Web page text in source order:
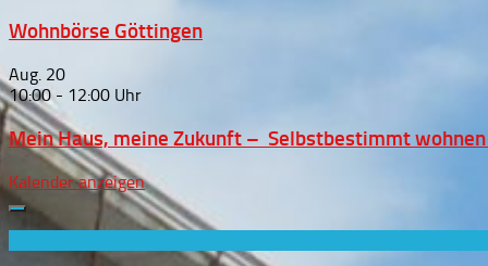
Wohnbörse Göttingen
Aug. 20
10:00 - 12:00
Mein Haus, meine Zukunft – Selbstbestimmt
Kalender anzeigen